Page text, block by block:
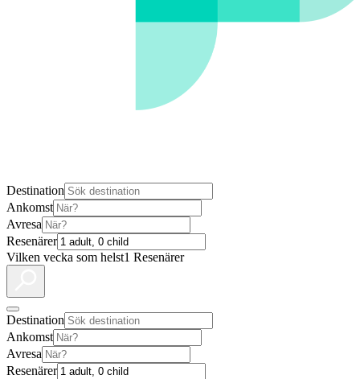
Destination
Ankomst
Avresa
Resenärer
Vilken vecka som helst1 Resenärer
Destination
Ankomst
Avresa
Resenärer